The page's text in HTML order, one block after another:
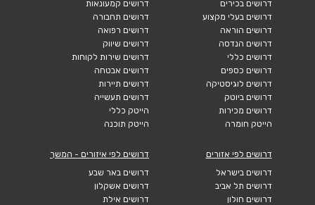
דרושים בכירים
דרושים בעלי מקצוע
דרושים הוראה
דרושים הנדסה
דרושים כללי
דרושים כספים
דרושים לוגיסטיקה
דרושים ביוטק
דרושים מכירות
הייטק חומרה
דרושים קמעונאות
דרושים תחבורה
דרושים רפואה
דרושים שיווק
דרושים שירות לקוחות
דרושים אבטחה
דרושים תיירות
דרושים תעשייה
הייטק כללי
הייטק תוכנה
דרושים לפי אזורים
דרושים בישראל
דרושים תל אביב
דרושים חולון
דרושים לפי איזורים - המשך
דרושים באר שבע
דרושים אשקלון
דרושים אילת